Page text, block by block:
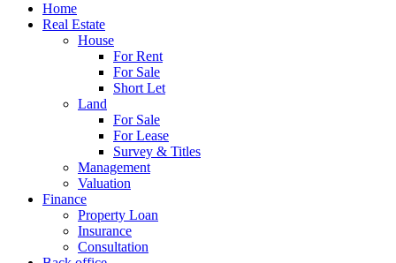
Home
Real Estate
House
For Rent
For Sale
Short Let
Land
For Sale
For Lease
Survey & Titles
Management
Valuation
Finance
Property Loan
Insurance
Consultation